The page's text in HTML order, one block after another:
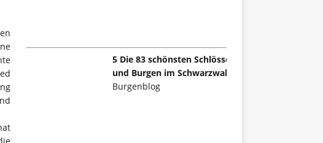
5 Die 83 schönsten Schlösser
und Burgen im Schwarzwald
Burgenblog